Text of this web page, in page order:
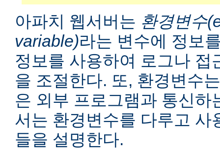
아파치 웹서버는 환경변수
variable)라는 변수에 정보
정보를 사용하여 로그나 접
을 조절한다. 또, 환경변수
은 외부 프로그램과 통신하
서는 환경변수를 다루고 사
들을 설명한다.